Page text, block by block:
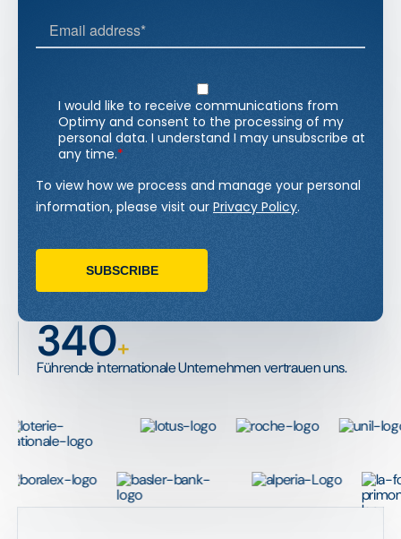
340+
Führende internationale Unternehmen vertrauen uns.